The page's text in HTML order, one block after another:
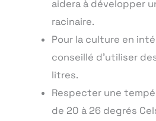
aidera à développer
racinaire.
Pour la culture en
conseillé d’utiliser
litres.
Respecter une
de 20 à 26 degrés